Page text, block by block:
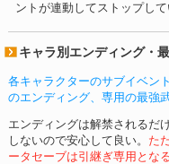
ントが連動してストップし
キャラ別エンディング・
各キャラクターのサブイベン
のエンディング、専用の最強
エンディングは解禁されるだ
しないので安心して良い。 た
ータセーブは引継ぎ専用とな